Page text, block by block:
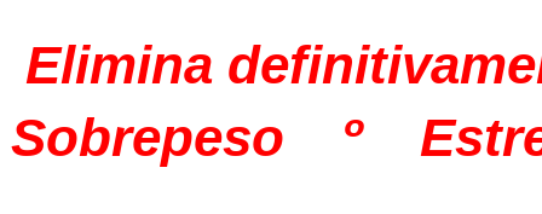
Elimina
Sobrepeso º